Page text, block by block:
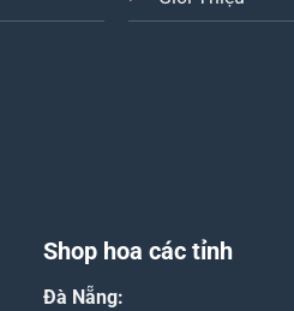
Shop hoa các tỉnh
Đà Nẵng: